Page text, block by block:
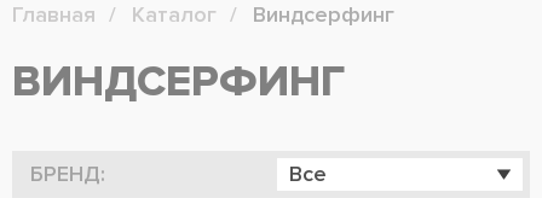
Главная Каталог Виндсерфинг
ВИНДСЕРФИНГ
БРЕНД: Все